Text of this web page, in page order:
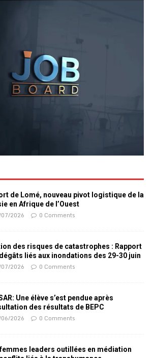
de Lomé, nouveau pivot logistique de la
en Afrique de l’Ouest
2026 0 Comments
des risques de catastrophes : Rapport
liés aux inondations des 29-30 juin
2026 0 Comments
Une élève s’est pendue après
des résultats de BEPC
2026 0 Comments
femmes leaders outillées en médiation